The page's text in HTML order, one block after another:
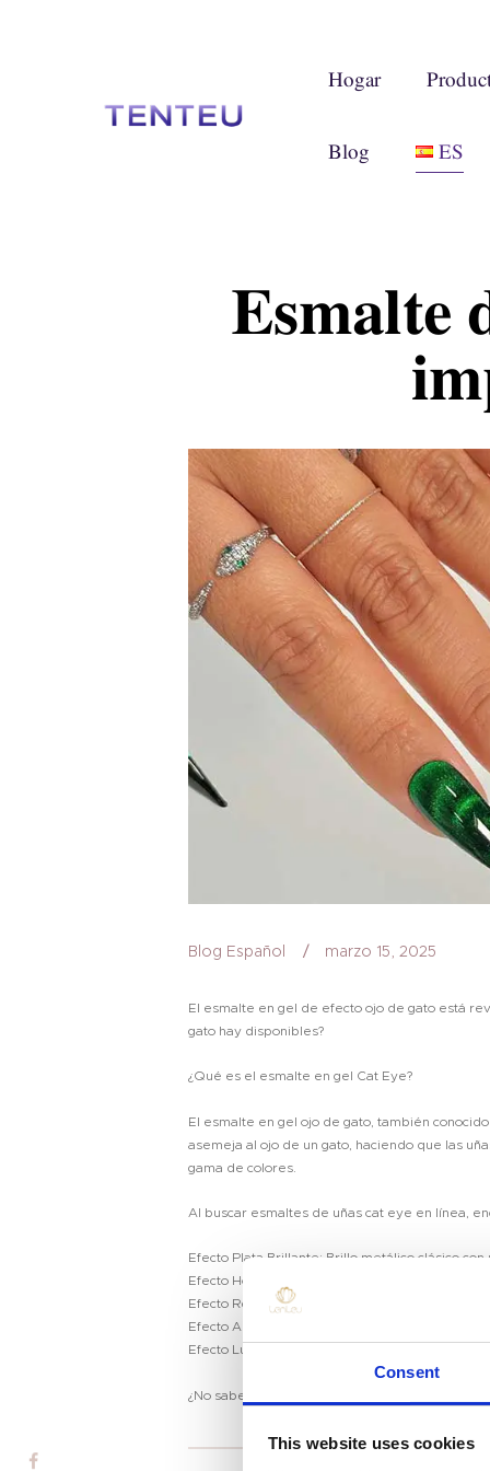
Consent
This website uses cookies
Hogar
Blog ES
Esmalte
Hogar
Producto
Marca Privada
Blog Español marzo 15, 2025
El esmalte en gel de efecto ojo de gato está
gato hay disponibles?
¿Qué es el esmalte en gel Cat Eye?
El esmalte en gel ojo de gato, también
asemeja al ojo de un gato, haciendo que las
gama de colores.
Al buscar esmaltes de uñas cat eye en línea,
Efecto Plata Brillante: Brillo metálico clásico
Efecto Holográfico: Un look multidimensional
Efecto Reflectante Fuerte: Brillo de alta
Efecto Aurora: Un acabado de ensueño
Efecto Luminoso y Fluorescente: Uñas que
¿No sabes qué esmalte de gel cat eye te